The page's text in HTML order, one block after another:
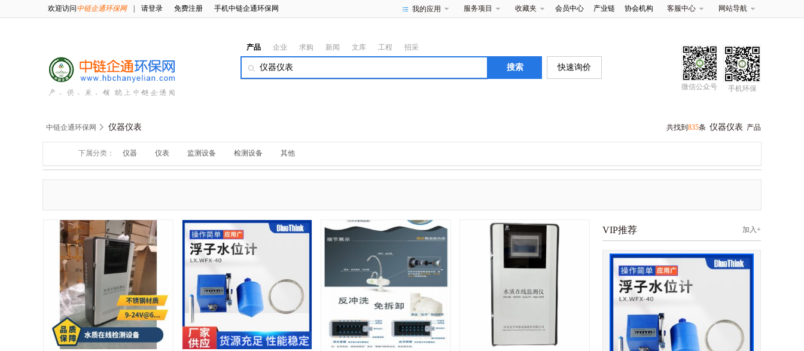
欢迎访问中链企通环保网 请登录 免费注册 手机中链企通环保网 我的应用 服务项目 收藏夹 会员中心 产业链 协会机构 客服中心 网站导航
产品 企业 求购 新闻 文库 工程 招采
快速询价
微信公众号 手机环保
中链企通环保网 仪器仪表 共找到 835条 仪器仪表 产品
下属分类： 仪器 仪表 监测设备 检测设备 其他
VIP推荐 加入+